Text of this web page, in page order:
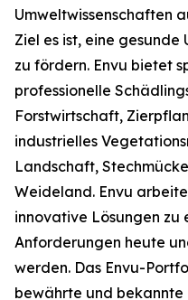
Umweltwissenschaften
Ziel es ist, eine
zu fördern. Envu bietet
professionelle
Forstwirtschaft,
industrielles
Landschaft,
Weideland. Envu
innovative Lösungen zu
Anforderungen heute
werden. Das Envu-
bewährte und bekannte